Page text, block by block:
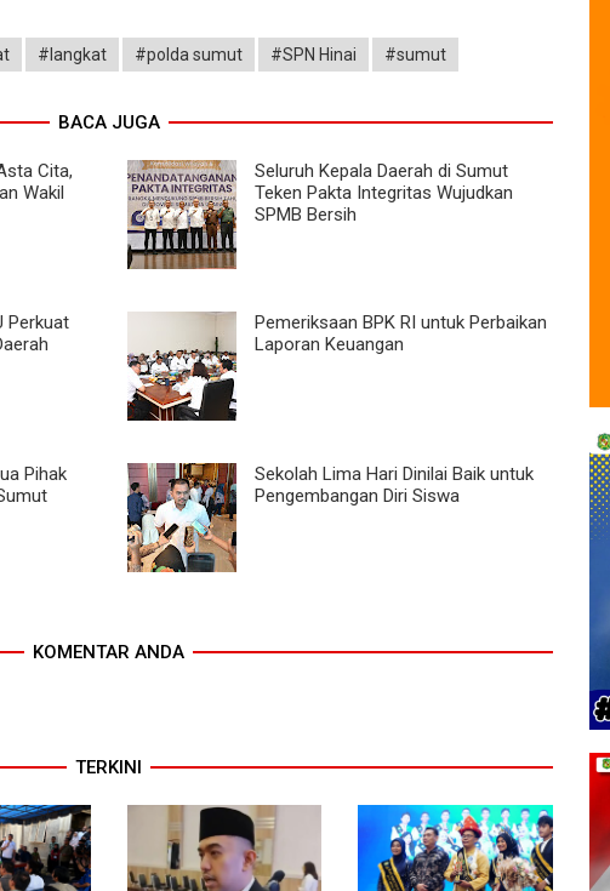
#langkat #polda sumut #SPN Hinai #sumut
BACA JUGA
Cita,
Wakil
Seluruh Kepala Daerah di Sumut
Teken Pakta Integritas Wujudkan
SPMB Bersih
Perkuat
Pemeriksaan BPK RI untuk Perbaikan
Laporan Keuangan
Pihak
Sekolah Lima Hari Dinilai Baik untuk
Pengembangan Diri Siswa
KOMENTAR ANDA
TERKINI